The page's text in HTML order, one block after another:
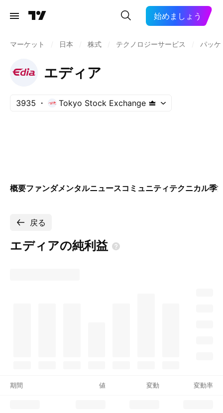
始めましょう
マーケット 日本 株式 テクノロジーサービス パッ
エディア
3935 Tokyo Stock Exchange
概要ファンダメンタルニュースコミュニティテクニカル季
戻る
エディアの純利益
期間 値 変動 変動率